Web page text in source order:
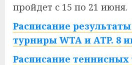
пройдет с 15 по 21 июня.
Расписание
турниры WTA и ATP. 8
Расписание